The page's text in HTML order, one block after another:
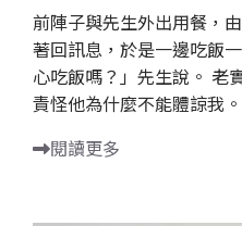
前陣子與先生外出用餐，
著回訊息，於是一邊吃飯
心吃飯嗎？」先生說。 老
責怪他為什麼不能體諒我
閱讀更多